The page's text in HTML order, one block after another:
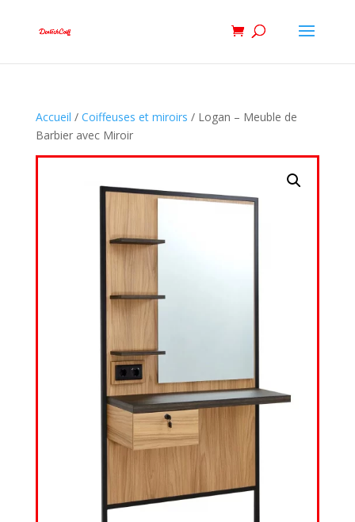
Accueil / Coiffeuses et miroirs / Logan – Meuble de
Barbier avec Miroir